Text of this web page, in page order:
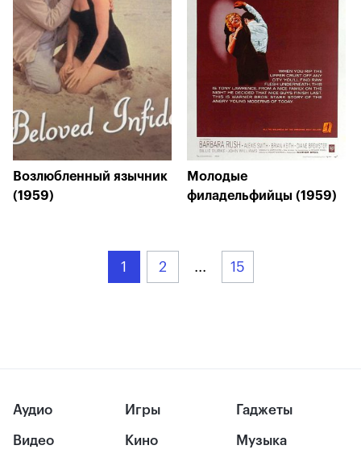
Возлюбленный язычник
(1959)
Молодые
филадельфийцы (1959)
1 2 ... 15
Аудио
Видео
Игры
Кино
Гаджеты
Музыка